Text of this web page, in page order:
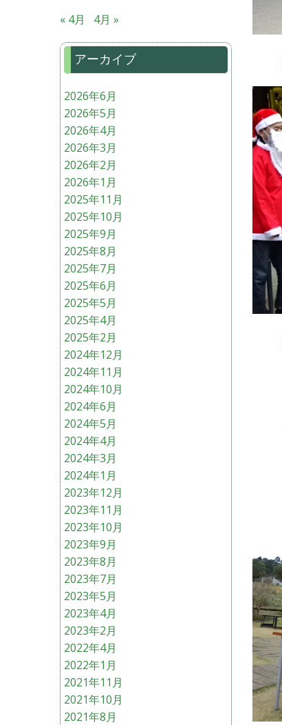
« 4月 4月 »
アーカイブ
2026年6月
2026年5月
2026年4月
2026年3月
2026年2月
2026年1月
2025年11月
2025年10月
2025年9月
2025年8月
2025年7月
2025年6月
2025年5月
2025年4月
2025年2月
2024年12月
2024年11月
2024年10月
2024年6月
2024年5月
2024年4月
2024年3月
2024年1月
2023年12月
2023年11月
2023年10月
2023年9月
2023年8月
2023年7月
2023年5月
2023年4月
2023年2月
2022年4月
2022年1月
2021年11月
2021年10月
2021年8月